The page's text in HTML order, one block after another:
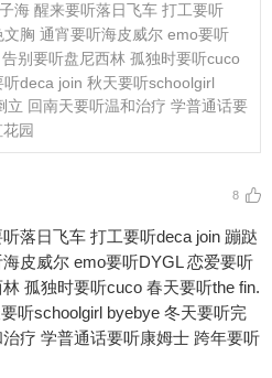
海 醒来要听落日飞车 打工要听
胸 通宵要听海皮威尔 emo要听
别要听盘尼西林 孤独时要听cuco
deca join 秋天要听schoolgirl
立 回南天要听温和治疗 学普通话要
园
8
落日飞车 打工要听deca join 蹦跶
皮威尔 emo要听DYGL 恋爱要听
孤独时要听cuco 春天要听the fin.
听schoolgirl byebye 冬天要听完
疗 学普通话要听康姆士 跨年要听